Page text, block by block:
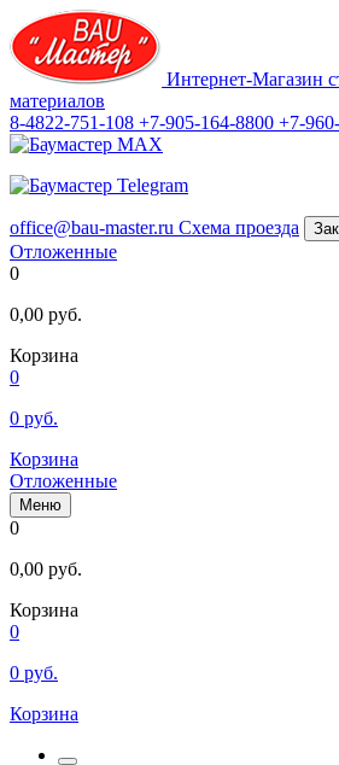
Интернет-Магазин
материалов
8-4822-751-108 +7-905-164-8800 +7-
office@bau-master.ru Схема проезда
Отложенные
0
0,00 руб.
Корзина
0
0 руб.
Корзина
Отложенные
Меню
0
0,00 руб.
Корзина
0
0 руб.
Корзина